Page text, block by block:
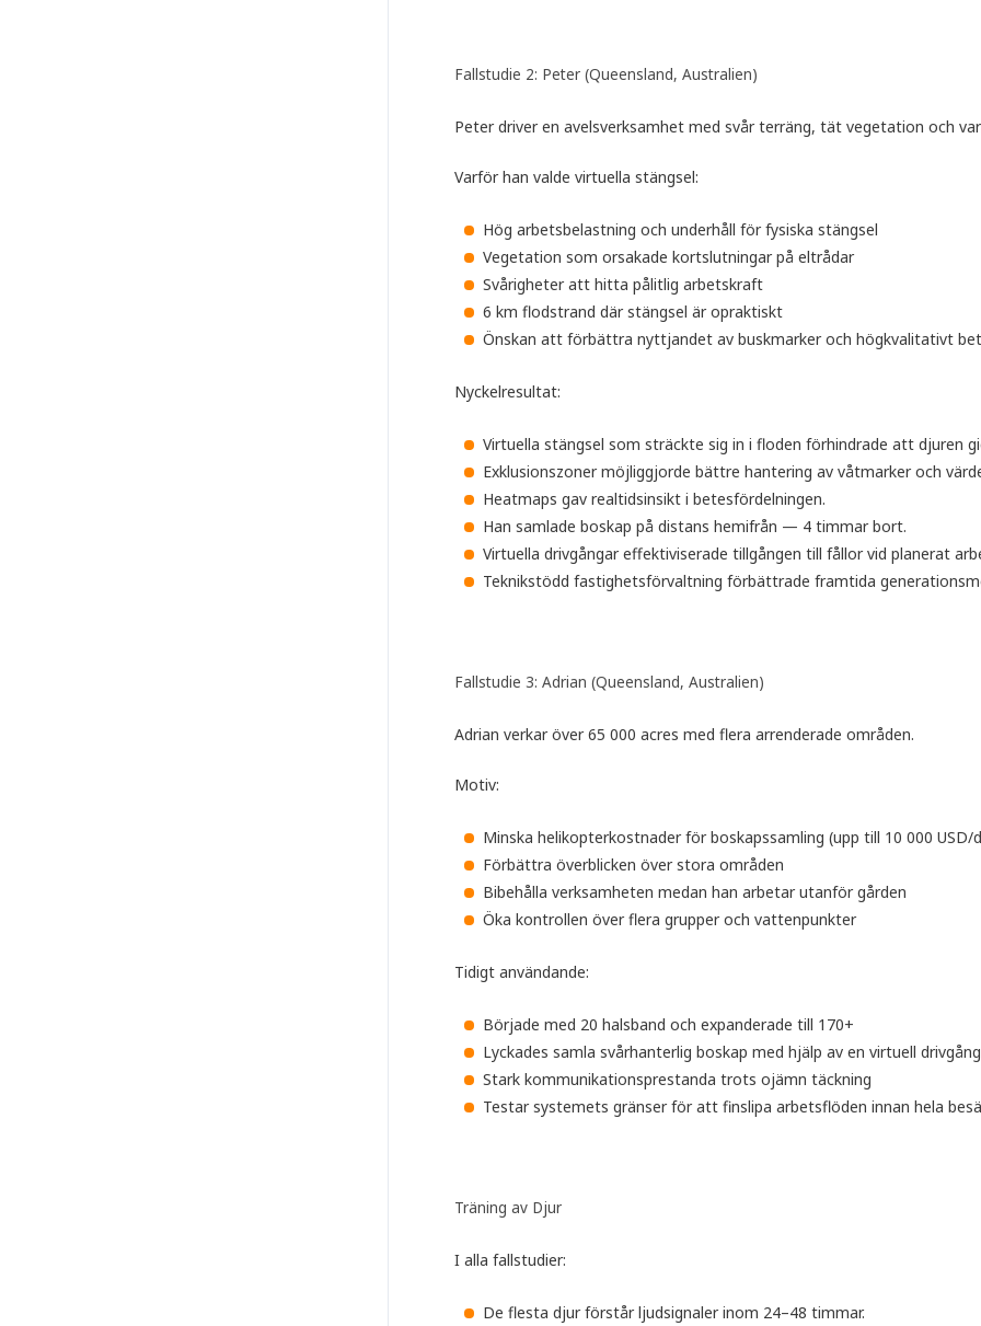
Fallstudie 2: Peter (Queensland, Australien)
Peter driver en avelsverksamhet med svår terräng, tät vegetation och
Varför han valde virtuella stängsel:
Hög arbetsbelastning och underhåll för fysiska stängsel
Vegetation som orsakade kortslutningar på eltrådar
Svårigheter att hitta pålitlig arbetskraft
6 km flodstrand där stängsel är opraktiskt
Önskan att förbättra nyttjandet av buskmarker och högkvalitativt
Nyckelresultat:
Virtuella stängsel som sträckte sig in i floden förhindrade att djuren
Exklusionszoner möjliggjorde bättre hantering av våtmarker och
Heatmaps gav realtidsinsikt i betesfördelningen.
Han samlade boskap på distans hemifrån — 4 timmar bort.
Virtuella drivgångar effektiviserade tillgången till fållor vid planerat
Teknikstödd fastighetsförvaltning förbättrade framtida
Fallstudie 3: Adrian (Queensland, Australien)
Adrian verkar över 65 000 acres med flera arrenderade områden.
Motiv:
Minska helikopterkostnader för boskapssamling (upp till 10 000
Förbättra överblicken över stora områden
Bibehålla verksamheten medan han arbetar utanför gården
Öka kontrollen över flera grupper och vattenpunkter
Tidigt användande:
Började med 20 halsband och expanderade till 170+
Lyckades samla svårhanterlig boskap med hjälp av en virtuell
Stark kommunikationsprestanda trots ojämn täckning
Testar systemets gränser för att finslipa arbetsflöden innan hela
Träning av Djur
I alla fallstudier:
De flesta djur förstår ljudsignaler inom 24–48 timmar.